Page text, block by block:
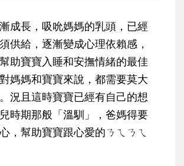
成長，吸吮媽媽的乳頭，已經
供給，逐漸變成心理依賴感，
助寶寶入睡和安撫情緒的最佳
媽媽和寶寶來說，都需要莫大
況且這時寶寶已經有自己的想
時期那般「溫馴」，爸媽得要
，幫助寶寶跟心愛的ㄋㄟㄋㄟ